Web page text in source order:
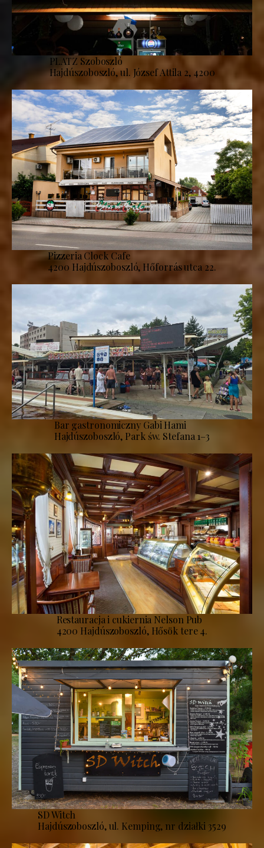
PLATZ Szoboszló
Hajdúszoboszló, ul. József Attila 2, 4200
Pizzeria Clock Cafe
4200 Hajdúszoboszló, Hőforrás utca 22.
Bar gastronomiczny Gabi Hami
Hajdúszoboszló, Park św. Stefana 1–3
Restauracja i cukiernia Nelson Pub
4200 Hajdúszoboszló, Hősök tere 4.
SD Witch
Hajdúszoboszló, ul. Kemping, nr działki 3529